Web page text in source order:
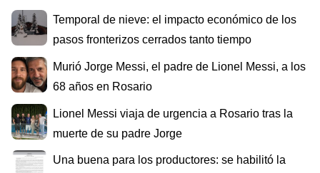
Temporal de nieve: el impacto económico de los
pasos fronterizos cerrados tanto tiempo
Murió Jorge Messi, el padre de Lionel Messi, a los
68 años en Rosario
Lionel Messi viaja de urgencia a Rosario tras la
muerte de su padre Jorge
Una buena para los productores: se habilitó la